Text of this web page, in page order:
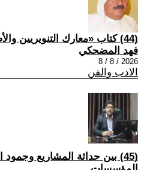
(44) كتاب «معارك التنويريين والأصوليين في أوروبا»
فهد المضحكي
2026 / 8 / 8
الادب والفن
(45) بين حداثة المشاريع وجمود